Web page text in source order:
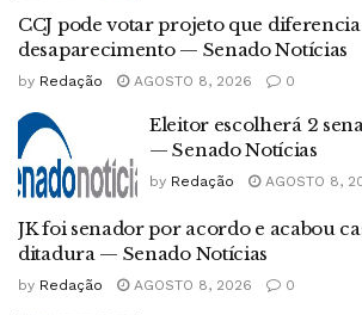
CCJ pode votar projeto que
desaparecimento — Senado Notícias
by Redação AGOSTO 8, 2026 0
Eleitor escolherá 2
— Senado Notícias
by Redação AGOSTO 8,
JK foi senador por acordo e acabou
ditadura — Senado Notícias
by Redação AGOSTO 8, 2026 0